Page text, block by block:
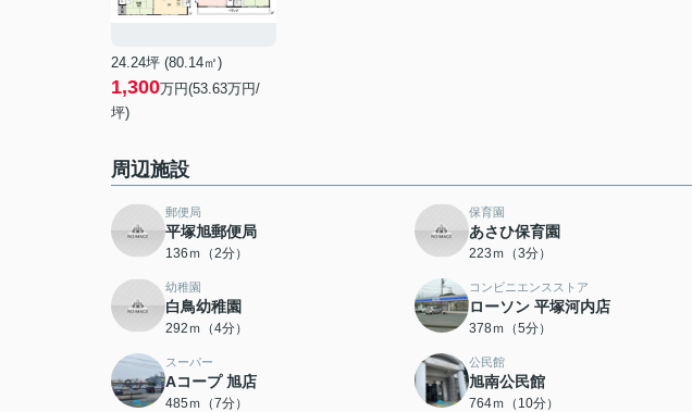
24.24坪 (80.14㎡)
1,300万円(53.63万円/
坪)
周辺施設
郵便局
平塚旭郵便局
136ｍ（2分）
保育園
あさひ保育園
223ｍ（3分）
幼稚園
白鳥幼稚園
292ｍ（4分）
コンビニエンスストア
ローソン 平塚河内店
378ｍ（5分）
スーパー
Aコープ 旭店
485ｍ（7分）
公民館
旭南公民館
764ｍ（10分）